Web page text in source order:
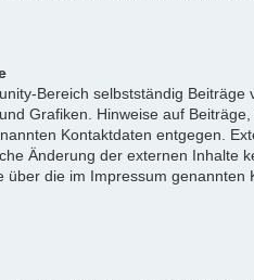
Bereich selbstständig
Grafiken. Hinweise auf
Kontaktdaten entgegen.
Änderung der externen Inhalte
die im Impressum genannten